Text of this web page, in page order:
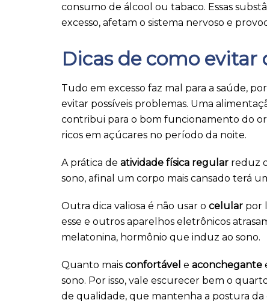
consumo de álcool ou tabaco. Essas
excesso, afetam o sistema nervoso e
Dicas de como evitar
Tudo em excesso faz mal para a saúde,
evitar possíveis problemas. Uma
contribui para o bom funcionamento do
ricos em açúcares no período da noite.
A prática de atividade física regular reduz
sono, afinal um corpo mais cansado terá
Outra dica valiosa é não usar o celular por
esse e outros aparelhos eletrônicos
melatonina, hormônio que induz ao sono.
Quanto mais confortável e aconchegante
sono. Por isso, vale escurecer bem o
de qualidade, que mantenha a postura da